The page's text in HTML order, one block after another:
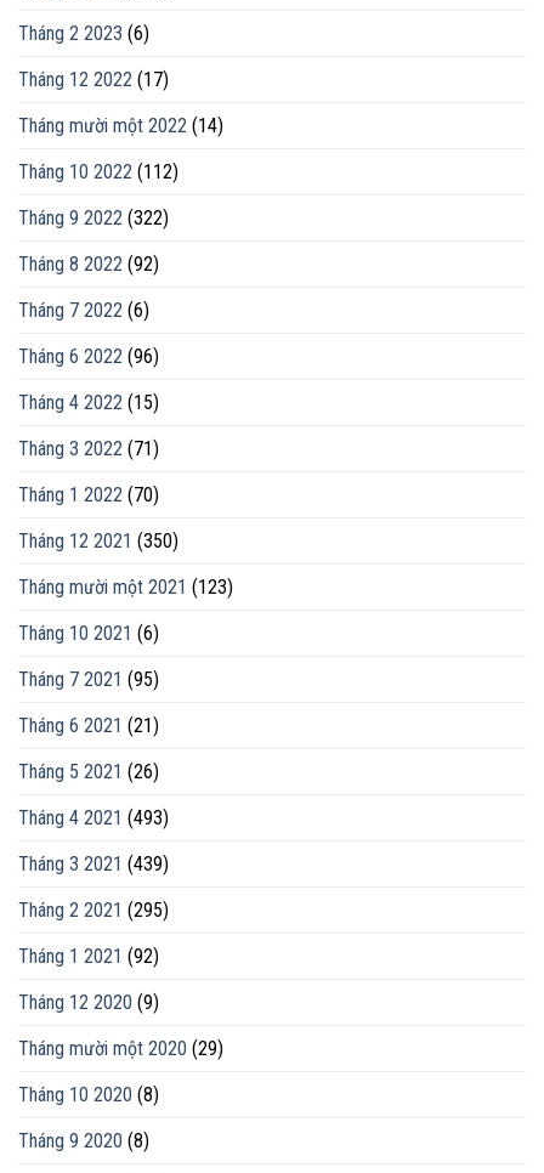
Tháng 2 2023 (6)
Tháng 12 2022 (17)
Tháng mười một 2022 (14)
Tháng 10 2022 (112)
Tháng 9 2022 (322)
Tháng 8 2022 (92)
Tháng 7 2022 (6)
Tháng 6 2022 (96)
Tháng 4 2022 (15)
Tháng 3 2022 (71)
Tháng 1 2022 (70)
Tháng 12 2021 (350)
Tháng mười một 2021 (123)
Tháng 10 2021 (6)
Tháng 7 2021 (95)
Tháng 6 2021 (21)
Tháng 5 2021 (26)
Tháng 4 2021 (493)
Tháng 3 2021 (439)
Tháng 2 2021 (295)
Tháng 1 2021 (92)
Tháng 12 2020 (9)
Tháng mười một 2020 (29)
Tháng 10 2020 (8)
Tháng 9 2020 (8)